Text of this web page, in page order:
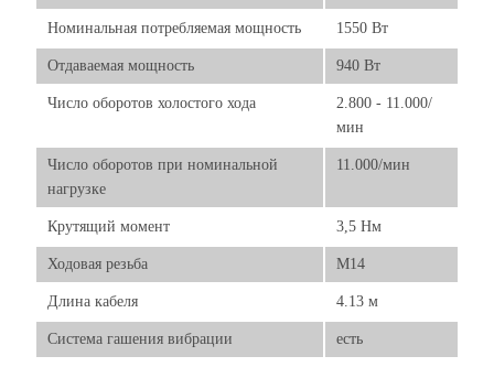
Номинальная потребляемая мощность 1550 Вт
Отдаваемая мощность 940 Вт
Число оборотов холостого хода
2.800 - 11.000/
мин
Число оборотов при номинальной
нагрузке
11.000/мин
Крутящий момент 3,5 Нм
Ходовая резьба М14
Длина кабеля 4.13 м
Система гашения вибрации есть